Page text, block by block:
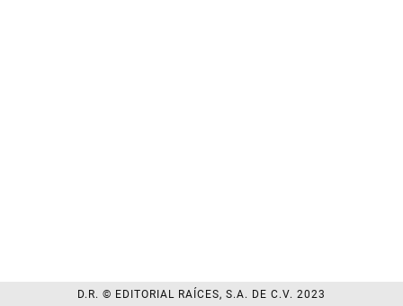
D.R. © EDITORIAL RAÍCES, S.A. DE C.V. 2023